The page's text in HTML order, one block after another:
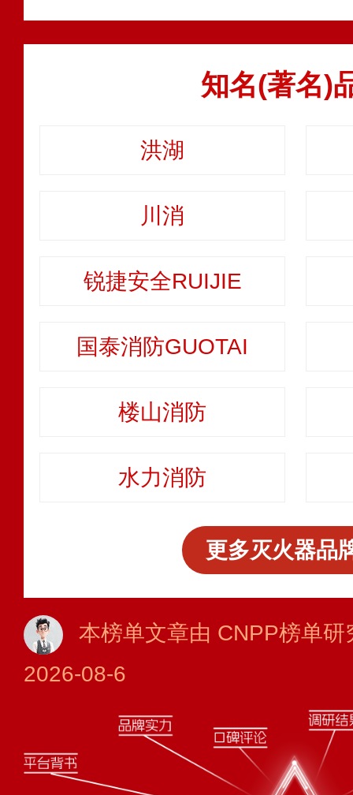
知名(著名)
洪湖
川消
锐捷安全RUIJIE
国泰消防GUOTAI
楼山消防
水力消防
更多灭火器品
本榜单文章由 CNPP榜单
2026-08-6